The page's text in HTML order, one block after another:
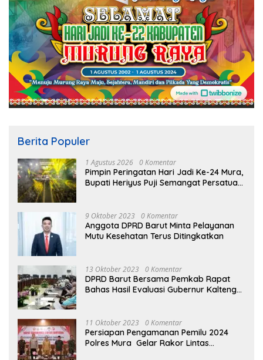
Berita Populer
1 Agustus 2026 0 Komentar
Pimpin Peringatan Hari Jadi Ke-24 Mura,
Bupati Heriyus Puji Semangat Persatuan
9 Oktober 2023 0 Komentar
Anggota DPRD Barut Minta Pelayanan
Mutu Kesehatan Terus Ditingkatkan
13 Oktober 2023 0 Komentar
DPRD Barut Bersama Pemkab Rapat
Bahas Hasil Evaluasi Gubernur Kalteng
11 Oktober 2023 0 Komentar
Persiapan Pengamanan Pemilu 2024
Polres Mura Gelar Rakor Lintas